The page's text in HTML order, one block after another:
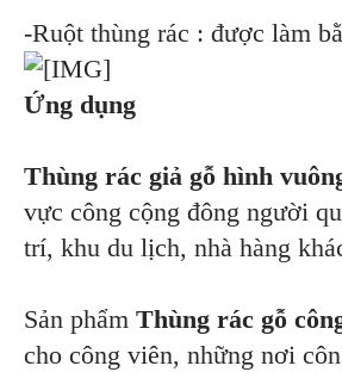
-Ruột thùng rác : được làm
Ứng dụng
Thùng rác giả gỗ hình
vực công cộng đông người
trí, khu du lịch, nhà hàng
Sản phẩm Thùng rác gỗ
cho công viên, những nơi